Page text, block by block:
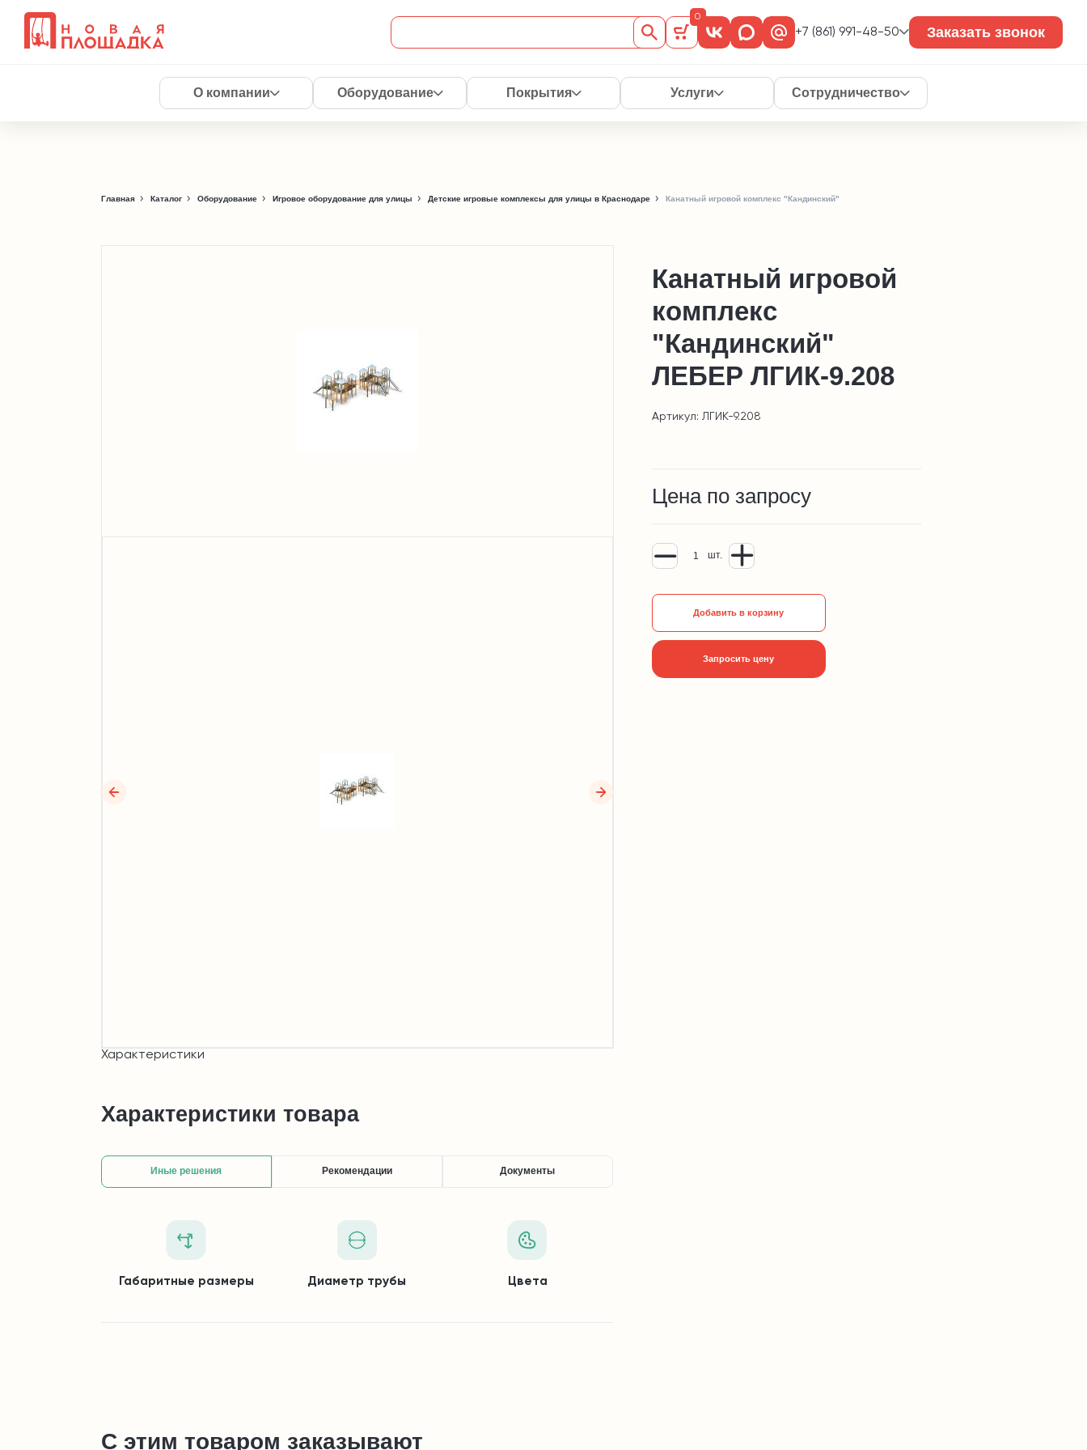
0
+7 (861) 991-48-50 Заказать звонок
О компании Оборудование Покрытия Услуги Сотрудничество
Главная Каталог Оборудование Игровое оборудование для улицы Детские игровые комплексы для улицы в Краснодаре Канатный игровой комплекс "Кандинский"
Канатный игровой
комплекс
"Кандинский"
ЛЕБЕР ЛГИК-9.208
Артикул: ЛГИК-9.208
Цена по запросу
шт.
Добавить в корзину
Запросить цену
Характеристики
Характеристики товара
Иные решения Рекомендации Документы
Габаритные размеры Диаметр трубы Цвета
С этим товаром заказывают